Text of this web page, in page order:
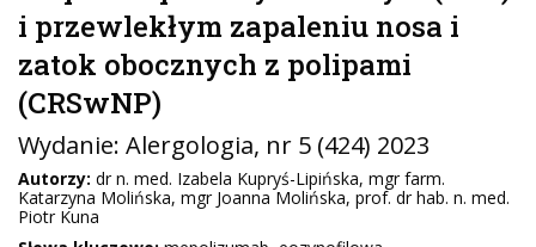
i przewlekłym zapaleniu nosa i
zatok obocznych z polipami
(CRSwNP)
Wydanie: Alergologia, nr 5 (424) 2023
Autorzy: dr n. med. Izabela Kupryś-Lipińska, mgr farm.
Katarzyna Molińska, mgr Joanna Molińska, prof. dr hab. n. med.
Piotr Kuna